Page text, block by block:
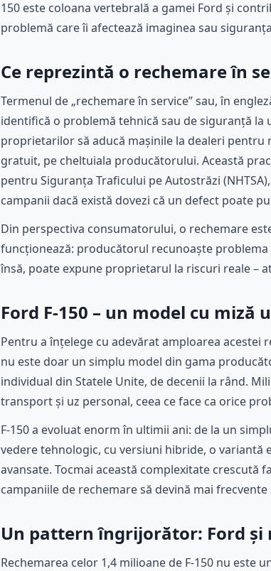
150 este coloana vertebrală a gamei Ford și
problemă care îi afectează imaginea sau
Ce reprezintă o rechemare în
Termenul de „rechemare în service” sau, în
identifică o problemă tehnică sau de siguranță
proprietarilor să aducă mașinile la dealeri
gratuit, pe cheltuiala producătorului. Această
pentru Siguranța Traficului pe Autostrăzi
campanii dacă există dovezi că un defect poate
Din perspectiva consumatorului, o rechemare
funcționează: producătorul recunoaște
însă, poate expune proprietarul la riscuri reale –
Ford F-150 – un model cu
Pentru a înțelege cu adevărat amploarea acestei
nu este doar un simplu model din gama
individual din Statele Unite, de decenii la rând.
transport și uz personal, ceea ce face ca orice
F-150 a evoluat enorm în ultimii ani: de la un
vedere tehnologic, cu versiuni hibride, o variantă
avansate. Tocmai această complexitate crescută
campaniile de rechemare să devină mai
Un pattern îngrijorător: Ford
Rechemarea celor 1,4 milioane de F-150 nu este